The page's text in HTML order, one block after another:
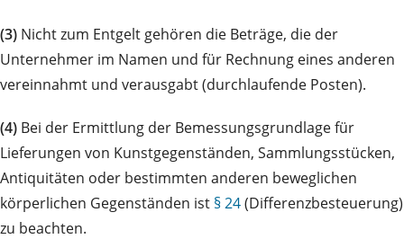
(3) Nicht zum Entgelt gehören die Beträge, die der
Unternehmer im Namen und für Rechnung eines anderen
vereinnahmt und verausgabt (durchlaufende Posten).
(4) Bei der Ermittlung der Bemessungsgrundlage für
Lieferungen von Kunstgegenständen, Sammlungsstücken,
Antiquitäten oder bestimmten anderen beweglichen
körperlichen Gegenständen ist § 24(Differenzbesteuerung)
zu beachten.